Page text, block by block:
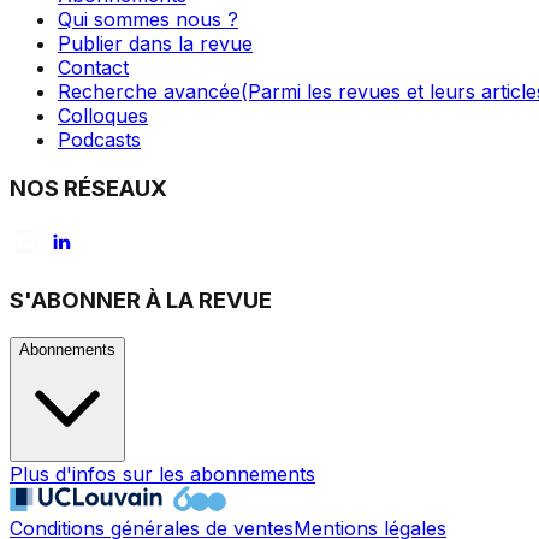
Qui sommes nous ?
Publier dans la revue
Contact
Recherche avancée(Parmi les revues et leurs
Colloques
Podcasts
NOS RÉSEAUX
S'ABONNER À LA REVUE
Abonnements
Plus d'infos sur les abonnements
Conditions générales de ventesMentions légales